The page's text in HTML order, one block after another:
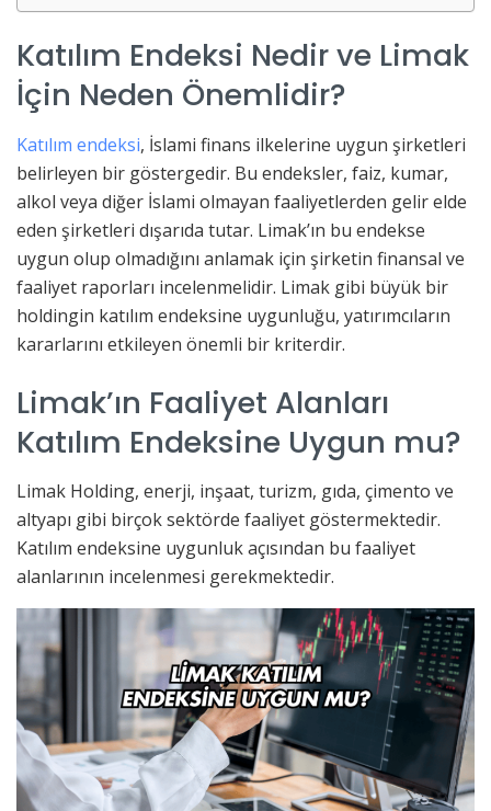
Katılım Endeksi Nedir ve Limak
İçin Neden Önemlidir?
Katılım endeksi, İslami finans ilkelerine uygun şirketleri
belirleyen bir göstergedir. Bu endeksler, faiz, kumar,
alkol veya diğer İslami olmayan faaliyetlerden gelir elde
eden şirketleri dışarıda tutar. Limak’ın bu endekse
uygun olup olmadığını anlamak için şirketin finansal ve
faaliyet raporları incelenmelidir. Limak gibi büyük bir
holdingin katılım endeksine uygunluğu, yatırımcıların
kararlarını etkileyen önemli bir kriterdir.
Limak’ın Faaliyet Alanları
Katılım Endeksine Uygun mu?
Limak Holding, enerji, inşaat, turizm, gıda, çimento ve
altyapı gibi birçok sektörde faaliyet göstermektedir.
Katılım endeksine uygunluk açısından bu faaliyet
alanlarının incelenmesi gerekmektedir.